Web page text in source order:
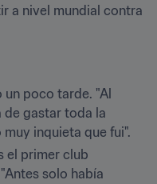
a nivel mundial contra
poco tarde. "Al
de gastar toda la
inquieta que fui".
el primer club
solo había